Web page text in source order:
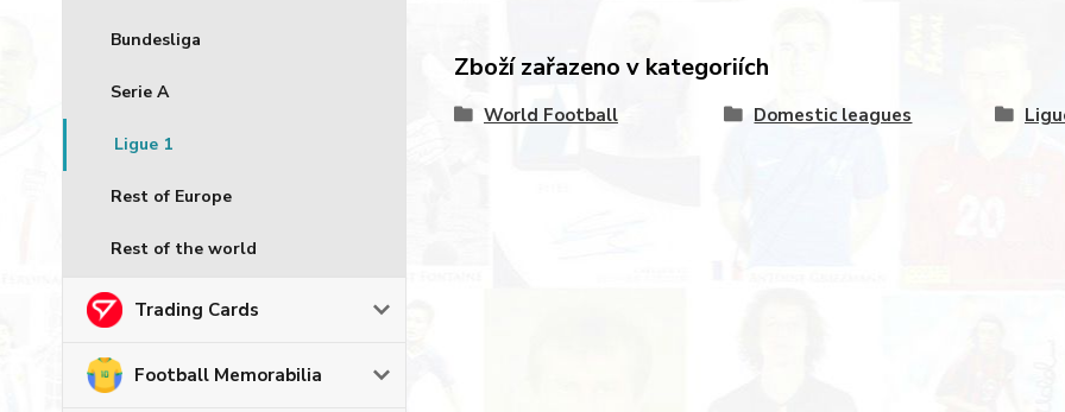
Bundesliga
Serie A
Ligue 1
Rest of Europe
Rest of the world
Trading Cards
Football Memorabilia
Zboží zařazeno v kategoriích
World Football Domestic leagues